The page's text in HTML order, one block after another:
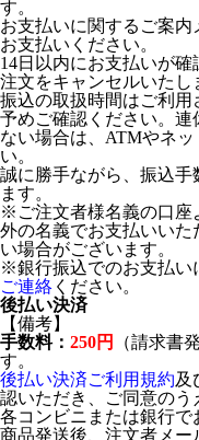
す。
お支払いに関するご案内
お支払いください。
14日以内にお支払いが
注文をキャンセルいたし
振込の取扱時間はご利
予めご確認ください。連
ない場合は、ATMやネ
い。
誠に勝手ながら、振込手
ます。
※ご注文者様名義の口座
外の名義でお支払いい
い場合がございます。
※銀行振込でのお支払い
ご連絡 ください。
後払い決済
【備考】
手数料： 250円
（請求書
す。
後払い決済ご利用規約及
認いただき、ご同意のう
各コンビニまたは銀行で
商品発送後、注文者メー